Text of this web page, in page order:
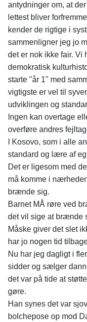
antydninger om, at
lettest bliver
kender de rigtige i
sammenligner jeg jo
det er nok ikke fair. Vi
demokratisk
starte "år 1" med
vigtigste er vel til
udviklingen og
Ingen kan overtage
overføre andres
I Kosovo, som i alle
standard og lære af
Det er ligesom med
må komme i
brænde sig.
Barnet MÅ røre ved
det vil sige at brænde
Måske giver det slet
har jo nogen tid
Nu har jeg dagligt i
sidder og sælger
det var på tide at
gøre.
Han synes det var
bolchepose op mod